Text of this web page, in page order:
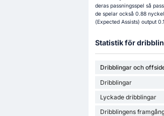
deras passningsspel så
de spelar också 0.88
(Expected Assists) output
Statistik för
Dribblingar och
Dribblingar
Lyckade dribblingar
Dribblingens